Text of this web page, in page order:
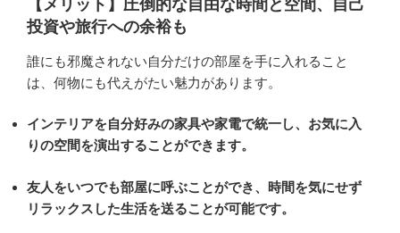
【メリット】圧倒的な自由な時間と空間、自己
投資や旅行への余裕も
誰にも邪魔されない自分だけの部屋を手に入れること
は、何物にも代えがたい魅力があります。
インテリアを自分好みの家具や家電で統一し、お気に入
りの空間を演出することができます。
友人をいつでも部屋に呼ぶことができ、時間を気にせず
リラックスした生活を送ることが可能です。